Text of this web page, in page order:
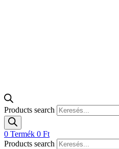
Products search
0 Termék 0 Ft
Products search